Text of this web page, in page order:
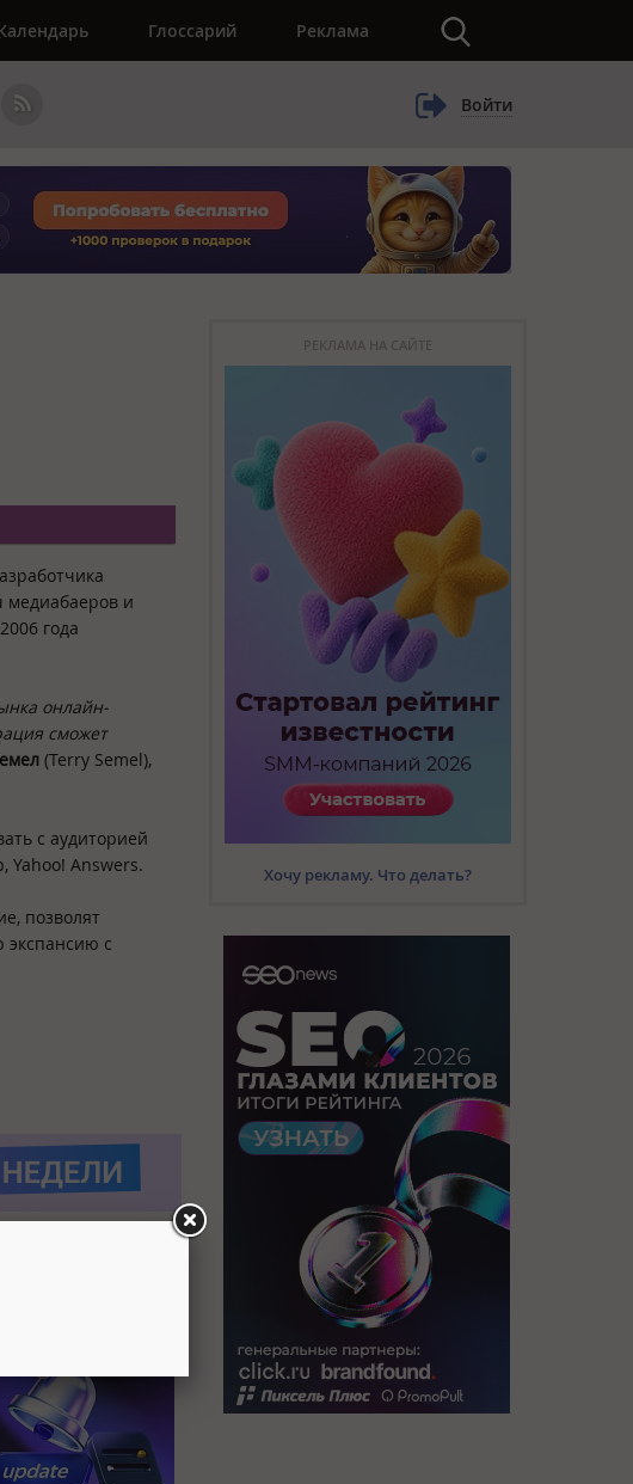
Глоссарий Реклама
Войти
медиабаеров и
года
онлайн-
сможет
(Terry Semel),
с аудиторией
Yahoo! Answers.
позволят
экспансию с
РЕКЛАМА НА САЙТЕ
Хочу рекламу. Что делать?